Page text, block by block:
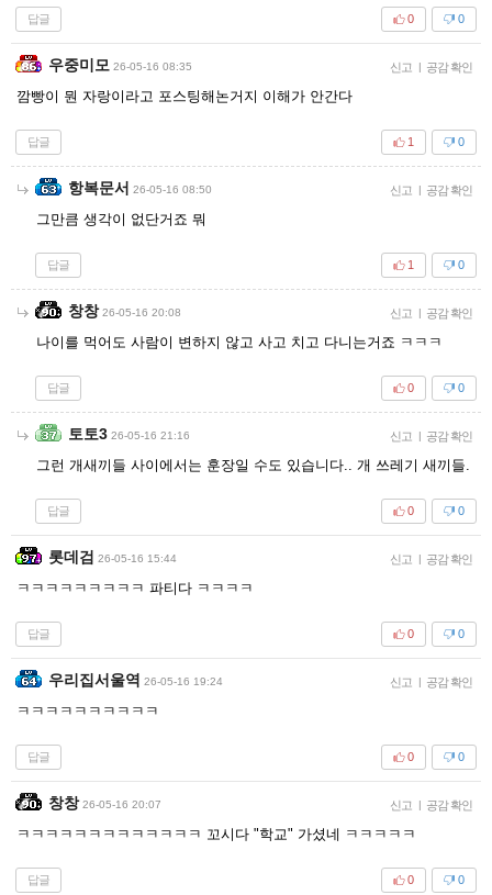
답글 0
0
우중미모 26-05-16 08:35 신고 | 공감 확인
깜빵이 뭔 자랑이라고 포스팅해논거지 이해가 안간다
답글 0
1
항복문서 26-05-16 08:50 신고 | 공감 확인
그만큼 생각이 없단거죠 뭐
답글 0
1
창창 26-05-16 20:08 신고 | 공감 확인
나이를 먹어도 사람이 변하지 않고 사고 치고 다니는거죠 ㅋㅋㅋ
답글 0
0
토토3 26-05-16 21:16 신고 | 공감 확인
그런 개새끼들 사이에서는 훈장일 수도 있습니다.. 개 쓰레기 새끼들.
답글 0
0
롯데검 26-05-16 15:44 신고 | 공감 확인
ㅋㅋㅋㅋㅋㅋㅋㅋㅋ 파티다 ㅋㅋㅋㅋ
답글 0
0
우리집서울역 26-05-16 19:24 신고 | 공감 확인
ㅋㅋㅋㅋㅋㅋㅋㅋㅋㅋ
답글 0
0
창창 26-05-16 20:07 신고 | 공감 확인
ㅋㅋㅋㅋㅋㅋㅋㅋㅋㅋㅋㅋㅋ 꼬시다 "학교" 가셨네 ㅋㅋㅋㅋㅋ
답글 0
0